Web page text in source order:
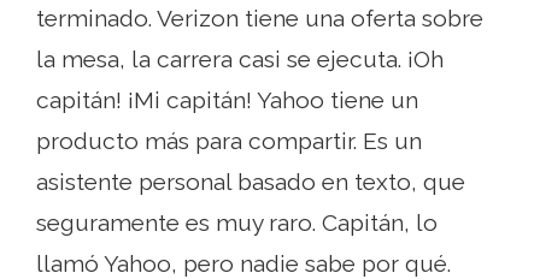
terminado. Verizon tiene una oferta sobre
la mesa, la carrera casi se ejecuta. ¡Oh
capitán! ¡Mi capitán! Yahoo tiene un
producto más para compartir. Es un
asistente personal basado en texto, que
seguramente es muy raro. Capitán, lo
llamó Yahoo, pero nadie sabe por qué.